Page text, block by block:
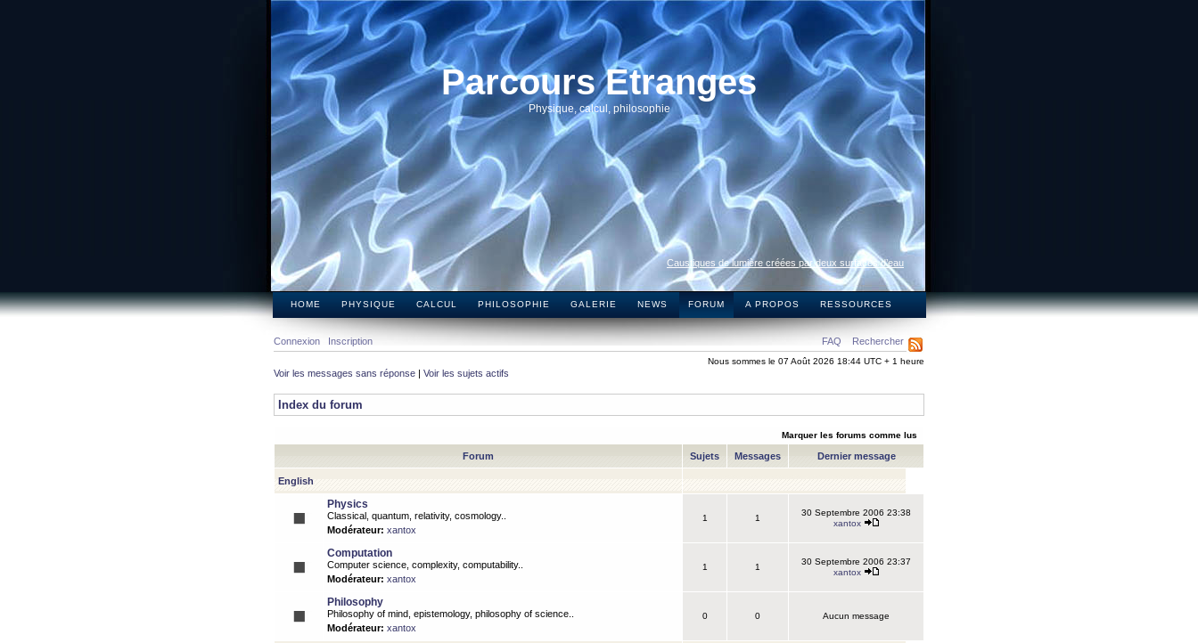
Parcours Etranges
Physique, calcul, philosophie
Caustiques de lumière créées par deux surfaces d’eau
HOME PHYSIQUE CALCUL PHILOSOPHIE GALERIE NEWS FORUM A PROPOS RESSOURCES
FAQ Rechercher
Connexion Inscription
Nous sommes le 07 Août 2026 18:44 UTC + 1 heure
Voir les messages sans réponse | Voir les sujets actifs
Index du forum
Marquer les forums comme lus
Forum Sujets Messages Dernier message
English
Physics
Classical, quantum, relativity, cosmology..
Modérateur: xantox
1 1
30 Septembre 2006 23:38
xantox
Computation
Computer science, complexity, computability..
Modérateur: xantox
1 1
30 Septembre 2006 23:37
xantox
Philosophy
Philosophy of mind, epistemology, philosophy of science..
Modérateur: xantox
0 0 Aucun message